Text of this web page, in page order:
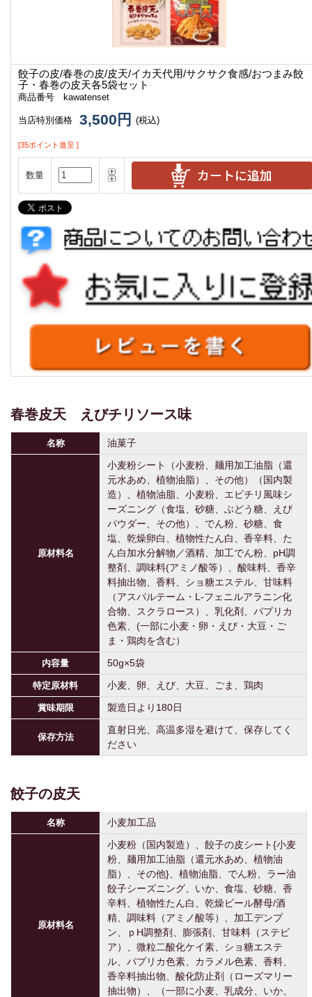
餃子の皮/春巻の皮/皮天/イカ天代用/サクサク食感/おつまみ餃
子・春巻の皮天各5袋セット
商品番号 kawatenset
当店特別価格 3,500円 (税込)
[35ポイント進呈 ]
数量
春巻皮天 えびチリソース味
名称 油菓子
原材料名
小麦粉シート（小麦粉、麺用加工油脂（還
元水あめ、植物油脂）、その他）（国内製
造）、植物油脂、小麦粉、エビチリ風味シ
ーズニング（食塩、砂糖、ぶどう糖、えび
パウダー、その他）、でん粉、砂糖、食
塩、乾燥卵白、植物性たん白、香辛料、た
ん白加水分解物／酒精、加工でん粉、pH調
整剤、調味料(アミノ酸等）、酸味料、香辛
料抽出物、香料、ショ糖エステル、甘味料
（アスパルテーム・L-フェニルアラニン化
合物、スクラロース）、乳化剤、パプリカ
色素、(一部に小麦・卵・えび・大豆・ご
ま・鶏肉を含む）
内容量 50g×5袋
特定原材料 小麦、卵、えび、大豆、ごま、鶏肉
賞味期限 製造日より180日
保存方法
直射日光、高温多湿を避けて、保存してく
ださい
餃子の皮天
名称 小麦加工品
原材料名
小麦粉（国内製造）、餃子の皮シート{小麦
粉、麺用加工油脂（還元水あめ、植物油
脂）、その他}、植物油脂、でん粉、ラー油
餃子シーズニング、いか、食塩、砂糖、香
辛料、植物性たん白、乾燥ビール酵母/酒
精、調味料（アミノ酸等）、加工デンプ
ン、ｐH調整剤、膨張剤、甘味料（ステビ
ア）、微粒二酸化ケイ素、ショ糖エステ
ル、パプリカ色素、カラメル色素、香料、
香辛料抽出物、酸化防止剤（ローズマリー
抽出物）、（一部に小麦、乳成分、いか、